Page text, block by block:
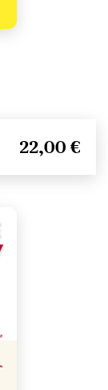
22,00 €